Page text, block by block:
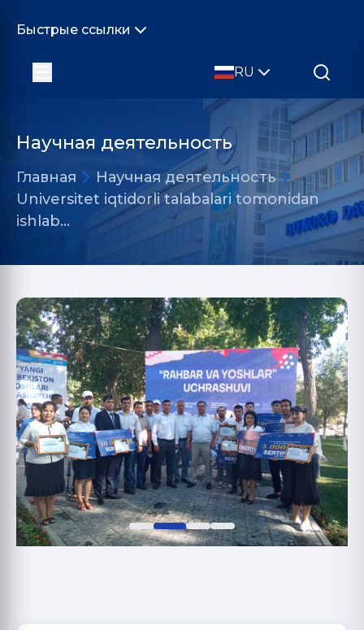
Быстрые ссылки
RU
Научная деятельность
Главная
Научная деятельность
Universitet iqtidorli tаlаbаlаri tomonidаn
ishlаb…